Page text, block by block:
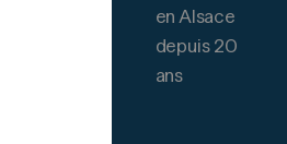
en Alsace
depuis 20
ans